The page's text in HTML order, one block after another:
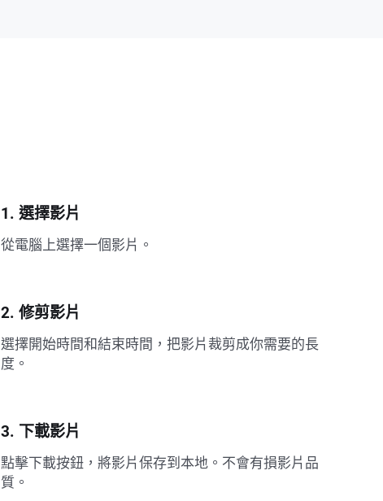
1. 選擇影片
從電腦上選擇一個影片。
2. 修剪影片
選擇開始時間和結束時間，把影片裁剪成你需要的長
度。
3. 下載影片
點擊下載按鈕，將影片保存到本地。不會有損影片品
質。